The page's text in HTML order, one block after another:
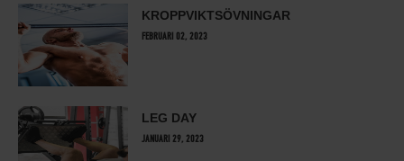
KROPPVIKTSÖVNINGAR
FEBRUARI 02, 2023
LEG DAY
JANUARI 29, 2023